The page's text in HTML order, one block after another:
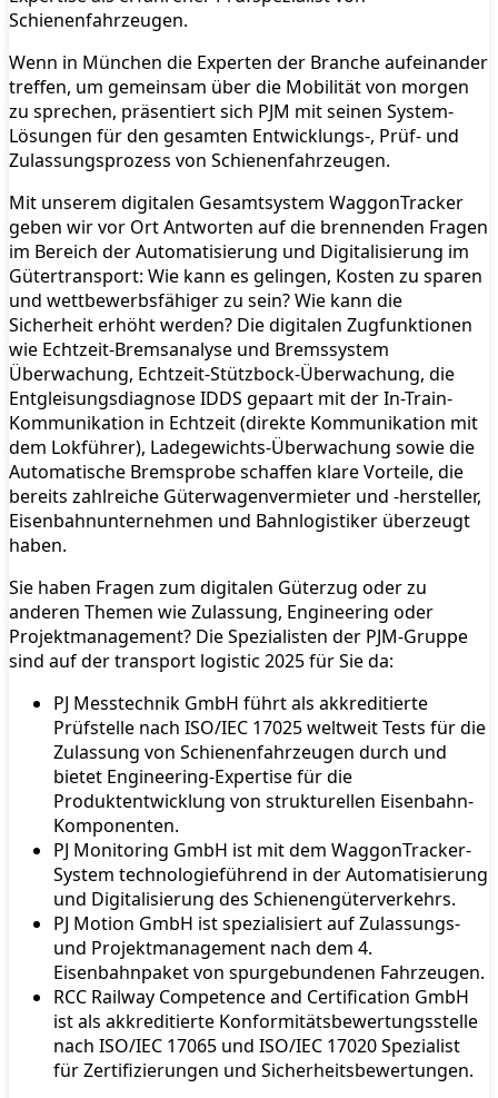
Schienenfahrzeugen.
Wenn in München die Experten der Branche aufeinander
treffen, um gemeinsam über die Mobilität von morgen
zu sprechen, präsentiert sich PJM mit seinen System-
Lösungen für den gesamten Entwicklungs-, Prüf- und
Zulassungsprozess von Schienenfahrzeugen.
Mit unserem digitalen Gesamtsystem WaggonTracker
geben wir vor Ort Antworten auf die brennenden Fragen
im Bereich der Automatisierung und Digitalisierung im
Gütertransport: Wie kann es gelingen, Kosten zu sparen
und wettbewerbsfähiger zu sein? Wie kann die
Sicherheit erhöht werden? Die digitalen Zugfunktionen
wie Echtzeit-Bremsanalyse und Bremssystem
Überwachung, Echtzeit-Stützbock-Überwachung, die
Entgleisungsdiagnose IDDS gepaart mit der In-Train-
Kommunikation in Echtzeit (direkte Kommunikation mit
dem Lokführer), Ladegewichts-Überwachung sowie die
Automatische Bremsprobe schaffen klare Vorteile, die
bereits zahlreiche Güterwagenvermieter und -hersteller,
Eisenbahnunternehmen und Bahnlogistiker überzeugt
haben.
Sie haben Fragen zum digitalen Güterzug oder zu
anderen Themen wie Zulassung, Engineering oder
Projektmanagement? Die Spezialisten der PJM-Gruppe
sind auf der transport logistic 2025 für Sie da:
PJ Messtechnik GmbH führt als akkreditierte
Prüfstelle nach ISO/IEC 17025 weltweit Tests für die
Zulassung von Schienenfahrzeugen durch und
bietet Engineering-Expertise für die
Produktentwicklung von strukturellen Eisenbahn-
Komponenten.
PJ Monitoring GmbH ist mit dem WaggonTracker-
System technologieführend in der Automatisierung
und Digitalisierung des Schienengüterverkehrs.
PJ Motion GmbH ist spezialisiert auf Zulassungs-
und Projektmanagement nach dem 4.
Eisenbahnpaket von spurgebundenen Fahrzeugen.
RCC Railway Competence and Certification GmbH
ist als akkreditierte Konformitätsbewertungsstelle
nach ISO/IEC 17065 und ISO/IEC 17020 Spezialist
für Zertifizierungen und Sicherheitsbewertungen.